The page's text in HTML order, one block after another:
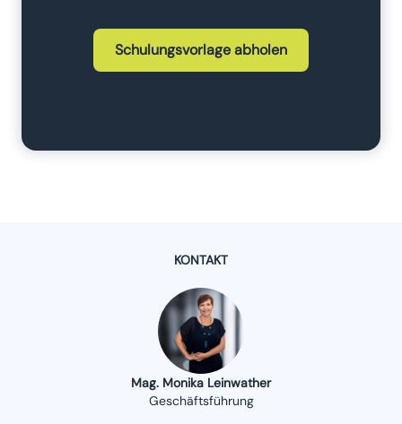
Schulungsvorlage abholen
KONTAKT
Mag. Monika Leinwather
Geschäftsführung